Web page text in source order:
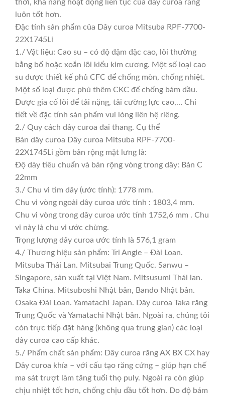
thời, khả năng hoạt động liên tục của dây curoa răng
luôn tốt hơn.
Đặc tính sản phẩm của Dây curoa Mitsuba RPF-7700-
22X1745Li
1./ Vật liệu: Cao su – có độ đậm đặc cao, lõi thường
bằng bố hoặc xoắn lõi kiểu kim cương. Một số loại cao
su được thiết kế phủ CFC để chống mòn, chống nhiệt.
Một số loại được phủ thêm CKC để chống bám dầu.
Được gia cố lõi để tải nặng, tải cường lực cao,… Chi
tiết về đặc tính sản phẩm vui lòng liên hệ riêng.
2./ Quy cách dây curoa đai thang. Cụ thể
Bản dây curoa Dây curoa Mitsuba RPF-7700-
22X1745Li gồm bản rộng mặt lưng là:
Độ dày tiêu chuẩn và bản rộng vòng trong dây: Bản C
22mm
3./ Chu vi tim dây (ước tính): 1778 mm.
Chu vi vòng ngoài dây curoa ước tính : 1803,4 mm.
Chu vi vòng trong dây curoa ước tính 1752,6 mm . Chu
vi này là chu vi ước chừng.
Trọng lượng dây curoa ước tính là 576,1 gram
4./ Thương hiệu sản phẩm: Tri Angle – Đài Loan.
Mitsuba Thái Lan. Mitsubai Trung Quốc. Sanwu –
Singapore, sản xuất tại Việt Nam. Mitsusumi Thái lan.
Taka China. Mitsuboshi Nhật bản, Bando Nhật bản.
Osaka Đài Loan. Yamatachi Japan. Dây curoa Taka răng
Trung Quốc và Yamatachi Nhật bản. Ngoài ra, chúng tôi
còn trực tiếp đặt hàng (không qua trung gian) các loại
dây curoa cao cấp khác.
5./ Phẩm chất sản phẩm: Dây curoa răng AX BX CX hay
Dây curoa khía – với cấu tạo răng cứng – giúp hạn chế
ma sát trượt làm tăng tuổi thọ puly. Ngoài ra còn giúp
chịu nhiệt tốt hơn, chống chịu dầu tốt hơn. Do độ bám